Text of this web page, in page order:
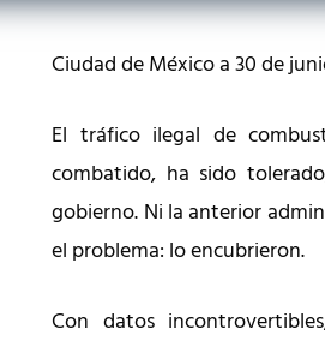
Ciudad de México a 30 de
El tráfico ilegal de
combatido, ha sido
gobierno. Ni la anterior
el problema: lo encubrieron.
Con datos